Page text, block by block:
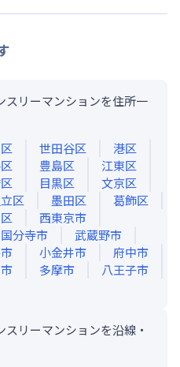
スリーマンションを住所一
世田谷区
港区
豊島区
江東区
目黒区
文京区
区 墨田区
葛飾区
西東京市
国分寺市
武蔵野市
小金井市
府中市
多摩市
八王子市
リーマンションを沿線・